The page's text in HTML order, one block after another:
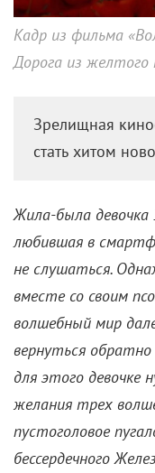
Кадр из фильма
Дорога из желтого
Зрелищная
стать хитом
Жила-была девочка
любившая в
не слушаться.
вместе со своим
волшебный мир
вернуться
для этого девочке
желания трех
пустоголовое
бессердечного